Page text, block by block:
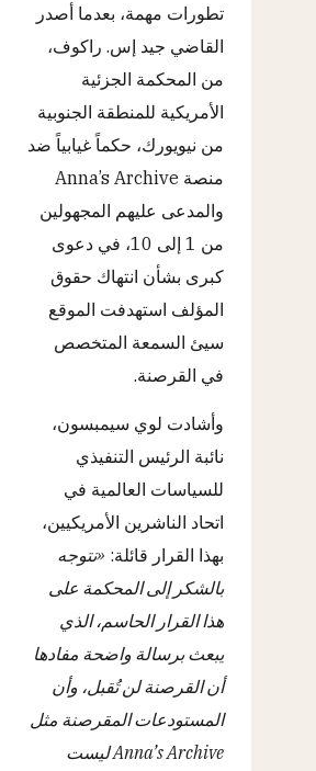
تطورات مهمة، بعدما أصدر
القاضي جيد إس. راكوف،
من المحكمة الجزئية
الأمريكية للمنطقة الجنوبية
من نيويورك، حكماً غيابياً ضد
منصة Anna’s Archive
والمدعى عليهم المجهولين
من 1 إلى 10، في دعوى
كبرى بشأن انتهاك حقوق
المؤلف استهدفت الموقع
سيئ السمعة المتخصص
في القرصنة.
وأشادت لوي سيمبسون،
نائبة الرئيس التنفيذي
للسياسات العالمية في
اتحاد الناشرين الأمريكيين،
بهذا القرار قائلة: «نتوجه
بالشكر إلى المحكمة على
هذا القرار الحاسم، الذي
يبعث برسالة واضحة مفادها
أن القرصنة لن تُقبل، وأن
المستودعات المقرصنة مثل
Anna’s Archive ليست